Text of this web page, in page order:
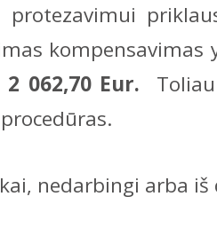
protezavimui
kompensavimas
062,70 Eur.
nedarbingi arba